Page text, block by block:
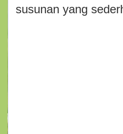
susunan yang